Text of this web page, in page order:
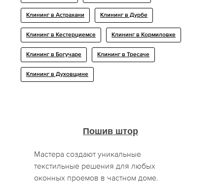
Клининг в Астрахани Клининг в Дурбе
Клининг в Кестерциемсе Клининг в Кормиловке
Клининг в Богучаре Клининг в Тресaче
Клининг в Духовщине
Пошив штор
Мастера создают уникальные
текстильные решения для любых
оконных проемов в частном доме.